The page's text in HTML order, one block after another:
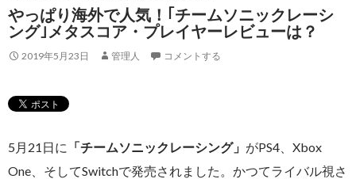
やっぱり海外で人気！｢チームソニックレーシ
ング｣メタスコア・プレイヤーレビューは？
2019年5月23日 管理人 コメントする
5月21日に 「チームソニックレーシング」 がPS4、Xbox
One、そしてSwitchで発売されました。かつてライバル視さ